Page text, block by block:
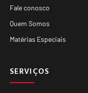
Fale conosco
Quem Somos
Matérias Especiais
SERVIÇOS